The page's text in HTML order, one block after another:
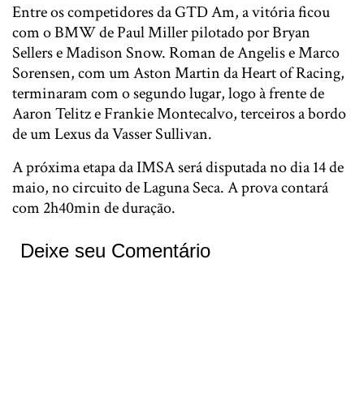
Entre os competidores da GTD Am, a vitória ficou
com o BMW de Paul Miller pilotado por Bryan
Sellers e Madison Snow. Roman de Angelis e Marco
Sorensen, com um Aston Martin da Heart of Racing,
terminaram com o segundo lugar, logo à frente de
Aaron Telitz e Frankie Montecalvo, terceiros a bordo
de um Lexus da Vasser Sullivan.
A próxima etapa da IMSA será disputada no dia 14 de
maio, no circuito de Laguna Seca. A prova contará
com 2h40min de duração.
Deixe seu Comentário